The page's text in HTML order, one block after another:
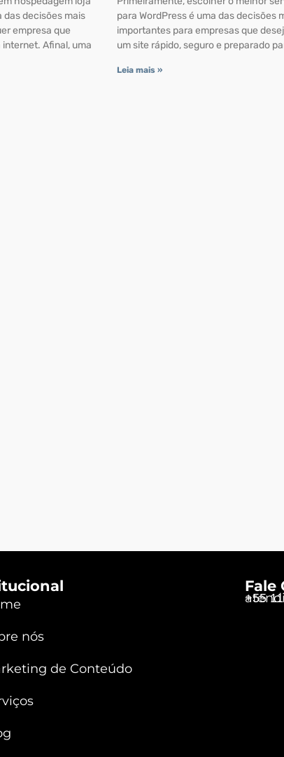
das decisões mais
empresa que
Afinal, uma
para WordPress é uma das decisões
importantes para empresas que
um site rápido, seguro e preparado
Leia mais »
nós
de Conteúdo
Fale
+55